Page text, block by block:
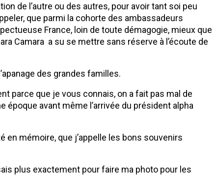
de l’autre ou des autres, pour avoir tant soi peu
que parmi la cohorte des ambassadeurs
France, loin de toute démagogie, mieux que
Camara a su se mettre sans réserve à l’écoute de
des grandes familles.
parce que je vous connais, on a fait pas mal de
avant même l’arrivée du président alpha
en mémoire, que j’appelle les bons souvenirs
plus exactement pour faire ma photo pour les